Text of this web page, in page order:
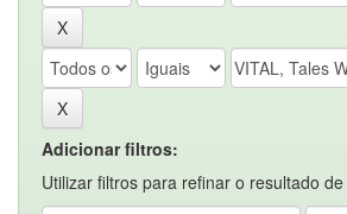
Adicionar filtros:
Utilizar filtros para refinar o resultado